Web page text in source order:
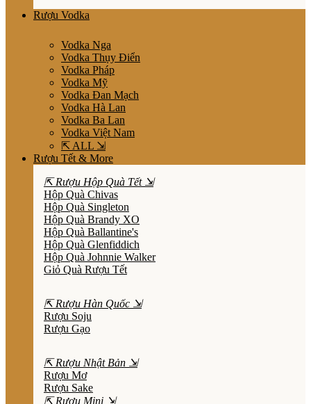
Rượu Vodka
Vodka Nga
Vodka Thụy Điển
Vodka Pháp
Vodka Mỹ
Vodka Đan Mạch
Vodka Hà Lan
Vodka Ba Lan
Vodka Việt Nam
⇱ ALL ⇲
Rượu Tết & More
⇱ Rượu Hộp Quà Tết ⇲
Hộp Quà Chivas
Hộp Quà Singleton
Hộp Quà Brandy XO
Hộp Quà Ballantine's
Hộp Quà Glenfiddich
Hộp Quà Johnnie Walker
Giỏ Quà Rượu Tết
⇱ Rượu Hàn Quốc ⇲
Rượu Soju
Rượu Gạo
⇱ Rượu Nhật Bản ⇲
Rượu Mơ
Rượu Sake
⇱ Rượu Mini ⇲